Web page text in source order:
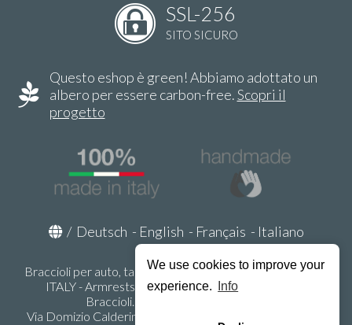
We use cookies to improve your
experience.
Info
SSL-256
SITO SICURO
Questo eshop è green! Abbiamo adottato un
albero per essere carbon-free.Scopri il
progetto
/ Deutsch - English - Français - Italiano
Braccioli per auto, tappeti auto, accessori auto MADE IN
ITALY - Armrests, Mittelarmlehnen, Accoundoirs -
Braccioli.it - P.Iva IT02178470353
Via Domizio Calderini 8 int. 1 - 37131 Verona (VR) - Italy -